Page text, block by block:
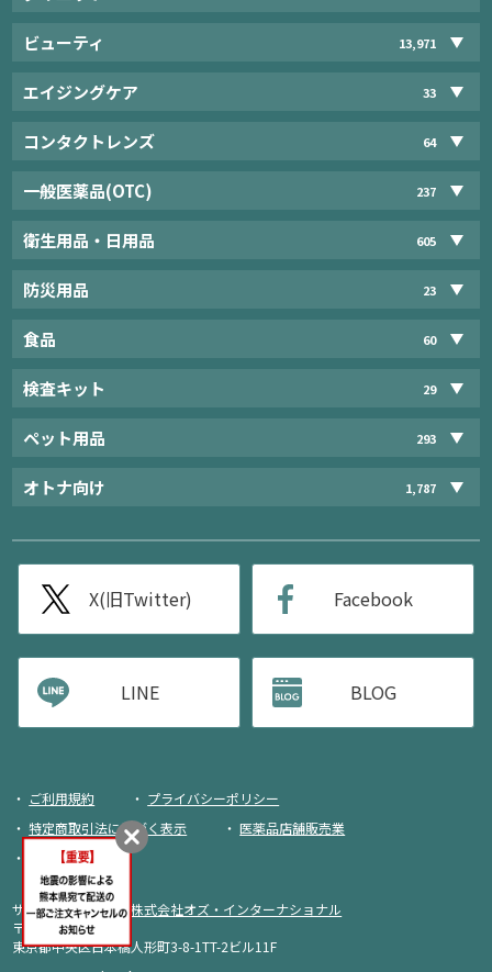
ビューティ 13,971
エイジングケア 33
コンタクトレンズ 64
一般医薬品(OTC) 237
衛生用品・日用品 605
防災用品 23
食品 60
検査キット 29
ペット用品 293
オトナ向け 1,787
X(旧Twitter) Facebook
LINE BLOG
ご利用規約
プライバシーポリシー
特定商取引法に基づく表示
医薬品店舗販売業
荷物追跡
サイト運営・企画： 株式会社オズ・インターナショナル
〒103-0013
東京都中央区日本橋人形町3-8-1TT-2ビル11F